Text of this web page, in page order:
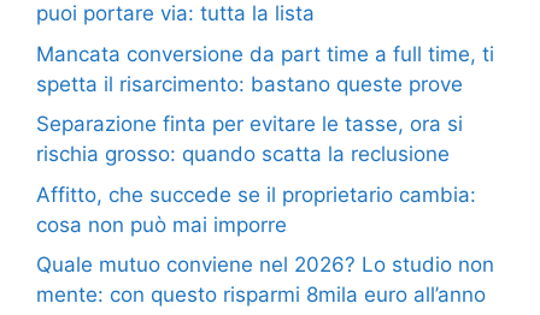
puoi portare via: tutta la lista
Mancata conversione da part time a full time, ti
spetta il risarcimento: bastano queste prove
Separazione finta per evitare le tasse, ora si
rischia grosso: quando scatta la reclusione
Affitto, che succede se il proprietario cambia:
cosa non può mai imporre
Quale mutuo conviene nel 2026? Lo studio non
mente: con questo risparmi 8mila euro all’anno